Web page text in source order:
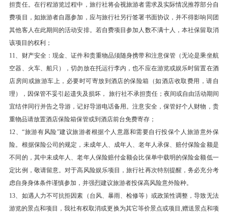
后前往北屯市乘火车前往乌市。（北屯至乌市途中
无地接导游陪同，请知悉）
交通说明：此天行程安排越野车。
特别提示：1、当天无导游，司机兼导游。 2、北
屯-乌市火车硬卧。不接受尽量安排中下铺的要求
和同张订单客人必须在同一个车厢的要求，敬请见
谅。
餐饮
早餐：自理
中餐：自理
晚餐：自理
住宿
住火车上
第5天 火车抵达乌市—天池—乌市（行车约3小时）
早上火车抵达乌市，乘车赴亚欧大陆腹地干旱区自
担责任。在行程游览过程中，旅行社将会视旅游者需求及实际情况推荐部分自
费项目，如旅游者自愿参加，应与旅行社另行签署书面协议，并不得影响同团
其他客人在此期间的活动安排。若自费项目参加人数不满十人，本社保留取消
该项目的权利；
11、财产安全：现金、证件和贵重物品须随身携带和注意保管（无论是乘坐航
空器、火车、船只），切勿放在托运行李内，也不应在游览或娱乐时留置在酒
店房间或旅游车上，必要时可寄放到酒店的保险箱（如酒店收取费用，请自
理），因保管不妥引起遗失及损坏， 旅行社不承担责任；夜间或自由活动期间
宜结伴同行并告之导游，记好导游电话备用。注意安全，保管好个人财物，贵
重物品请放置酒店保险箱保管或到酒店前台免费寄存；
12、“旅游有风险”建议旅游者根据个人意愿和需要自行投保个人旅游意外保
险。根据保险公司的规定，未成年人、成年人、老年人承保、赔付保险金额是
不同的，其中未成年人、老年人保险赔付金额会比保单中载明的保险金额低一
定比例，敬请留意。对于高风险娱乐项目，旅行社再次特别提醒，务必充分考
虑自身身体条件谨慎参加，并强烈建议旅游者投保高风险意外险种。
13、如遇人力不可抗拒因素（台风、暴雨、检修等）或政策性调整，导致无法
游览的景点和项目，我社有权取消或更换为其它等价景点或项目,赠送景点和项